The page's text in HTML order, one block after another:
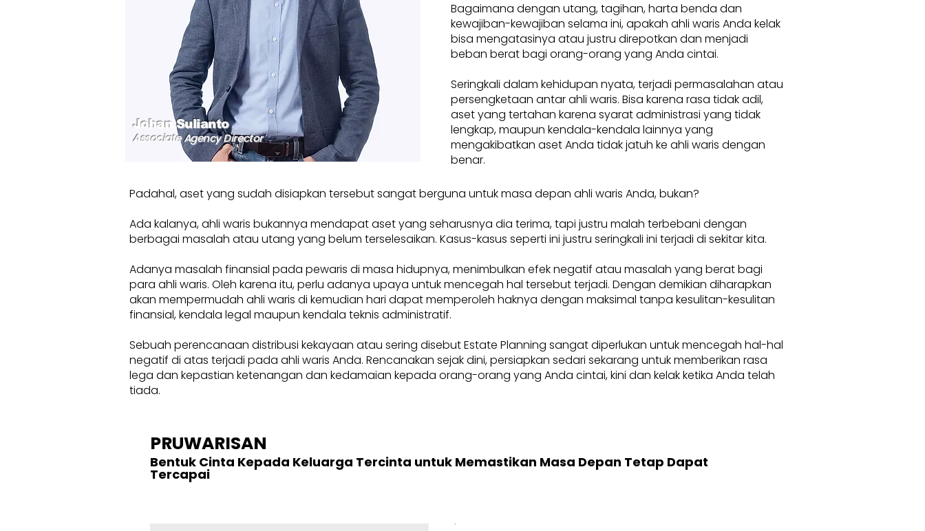
Associate Agency Director
Johan Sulianto
Bagaimana dengan utang, tagihan, harta benda dan
kewajiban-kewajiban selama ini, apakah ahli waris Anda kelak
bisa mengatasinya atau justru direpotkan dan menjadi
beban berat bagi orang-orang yang Anda cintai.
Seringkali dalam kehidupan nyata, terjadi permasalahan atau
persengketaan antar ahli waris. Bisa karena rasa tidak adil,
aset yang tertahan karena syarat administrasi yang tidak
lengkap, maupun kendala-kendala lainnya yang
mengakibatkan aset Anda tidak jatuh ke ahli waris dengan
benar.
Padahal, aset yang sudah disiapkan tersebut sangat berguna untuk masa depan ahli waris Anda, bukan?
Ada kalanya, ahli waris bukannya mendapat aset yang seharusnya dia terima, tapi justru malah terbebani dengan
berbagai masalah atau utang yang belum terselesaikan. Kasus-kasus seperti ini justru seringkali ini terjadi di sekitar kita.
Adanya masalah finansial pada pewaris di masa hidupnya, menimbulkan efek negatif atau masalah yang berat bagi
para ahli waris. Oleh karena itu, perlu adanya upaya untuk mencegah hal tersebut terjadi. Dengan demikian diharapkan
akan mempermudah ahli waris di kemudian hari dapat memperoleh haknya dengan maksimal tanpa kesulitan-kesulitan
finansial, kendala legal maupun kendala teknis administratif.
Sebuah perencanaan distribusi kekayaan atau sering disebut Estate Planning sangat diperlukan untuk mencegah hal-hal
negatif di atas terjadi pada ahli waris Anda. Rencanakan sejak dini, persiapkan sedari sekarang untuk memberikan rasa
lega dan kepastian ketenangan dan kedamaian kepada orang-orang yang Anda cintai, kini dan kelak ketika Anda telah
tiada.
PRUWARISAN
Bentuk Cinta Kepada Keluarga Tercinta untuk Memastikan Masa Depan Tetap Dapat
Tercapai